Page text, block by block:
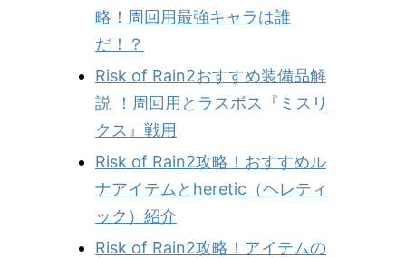
略！周回用最強キャラは誰
だ！？
Risk of Rain2おすすめ装備品解
説 ！周回用とラスボス『ミスリ
クス』戦用
Risk of Rain2攻略！おすすめル
ナアイテムとheretic（ヘレティ
ック）紹介
Risk of Rain2攻略！アイテムの